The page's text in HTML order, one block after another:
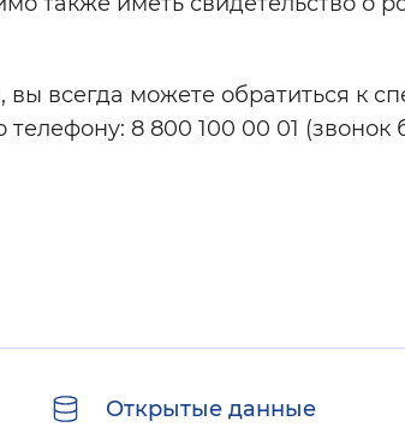
вы всегда можете обратиться к
8 800 100 00 01
Открытые данные